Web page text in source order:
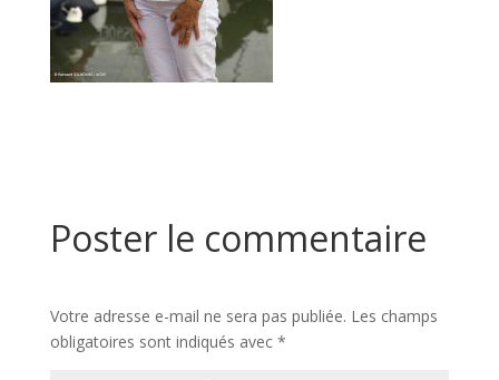
Poster le commentaire
Votre adresse e-mail ne sera pas publiée. Les champs
obligatoires sont indiqués avec *